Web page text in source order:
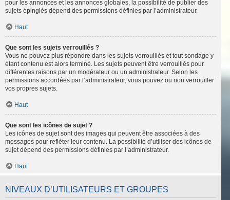
pour les annonces et les annonces globales, la possibilité de publier des
sujets épinglés dépend des permissions définies par l’administrateur.
Haut
Que sont les sujets verrouillés ?
Vous ne pouvez plus répondre dans les sujets verrouillés et tout sondage y
étant contenu est alors terminé. Les sujets peuvent être verrouillés pour
différentes raisons par un modérateur ou un administrateur. Selon les
permissions accordées par l’administrateur, vous pouvez ou non verrouiller
vos propres sujets.
Haut
Que sont les icônes de sujet ?
Les icônes de sujet sont des images qui peuvent être associées à des
messages pour refléter leur contenu. La possibilité d’utiliser des icônes de
sujet dépend des permissions définies par l’administrateur.
Haut
NIVEAUX D’UTILISATEURS ET GROUPES